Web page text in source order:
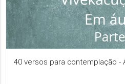
40 versos para contemplação -